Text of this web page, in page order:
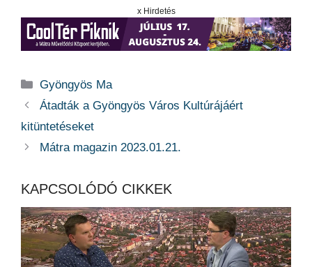
x Hirdetés
Kategória
Gyöngyös Ma
Átadták a Gyöngyös Város Kultúrájáért
kitüntetéseket
Mátra magazin 2023.01.21.
KAPCSOLÓDÓ CIKKEK